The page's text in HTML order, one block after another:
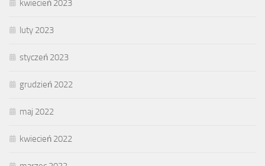
kwiecień 2023
luty 2023
styczeń 2023
grudzień 2022
maj 2022
kwiecień 2022